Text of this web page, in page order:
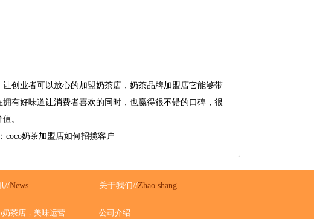
业者可以放心的加盟奶茶店，奶茶品牌加盟店它能够带
有好味道让消费者喜欢的同时，也赢得很不错的口碑，很
。
coco奶茶加盟店如何招揽客户
//News
奶茶店，美味运营
关于我们//Zhao shang
公司介绍